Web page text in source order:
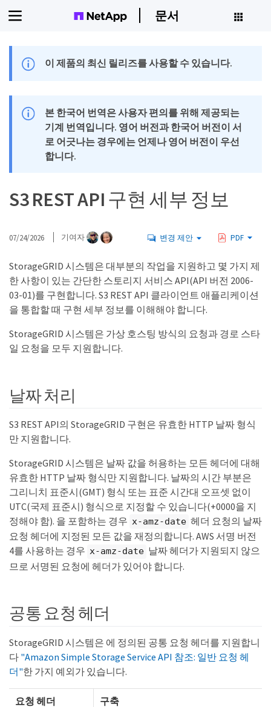
문서
이 제품의 최신 릴리즈를 사용할 수 있습니다.
본 한국어 번역은 사용자 편의를 위해 제공되는
기계 번역입니다. 영어 버전과 한국어 버전이 서
로 어긋나는 경우에는 언제나 영어 버전이 우선
합니다.
S3 REST API 구현 세부 정보
07/24/2026 기여자 변경 제안 PDF
StorageGRID 시스템은 대부분의 작업을 지원하고 몇 가지 제
한 사항이 있는 간단한 스토리지 서비스 API(API 버전 2006-
03-01)를 구현합니다. S3 REST API 클라이언트 애플리케이션
을 통합할 때 구현 세부 정보를 이해해야 합니다.
StorageGRID 시스템은 가상 호스팅 방식의 요청과 경로 스타
일 요청을 모두 지원합니다.
날짜 처리
S3 REST API의 StorageGRID 구현은 유효한 HTTP 날짜 형식
만 지원합니다.
StorageGRID 시스템은 날짜 값을 허용하는 모든 헤더에 대해
유효한 HTTP 날짜 형식만 지원합니다. 날짜의 시간 부분은
그리니치 표준시(GMT) 형식 또는 표준 시간대 오프셋 없이
UTC(국제 표준시) 형식으로 지정할 수 있습니다(+0000을 지
정해야 함). 을 포함하는 경우 x-amz-date 헤더 요청의 날짜
요청 헤더에 지정된 모든 값을 재정의합니다. AWS 서명 버전
4를 사용하는 경우 x-amz-date 날짜 헤더가 지원되지 않으
므로 서명된 요청에 헤더가 있어야 합니다.
공통 요청 헤더
StorageGRID 시스템은 에 정의된 공통 요청 헤더를 지원합니
다 "Amazon Simple Storage Service API 참조: 일반 요청 헤
더"한 가지 예외가 있습니다.
요청 헤더 구축